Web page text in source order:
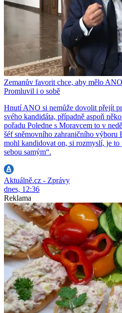
Zemanův favorit chce, aby mělo
Promluvil i o sobě
Hnutí ANO si nemůže dovolit přejít
svého kandidáta, případně aspoň
pořadu Poledne s Moravcem to v
šéf sněmovního zahraničního výboru
mohl kandidovat on, si rozmyslí, je to
sebou samým“.
Aktuálně.cz - Zprávy
dnes, 12:36
Reklama